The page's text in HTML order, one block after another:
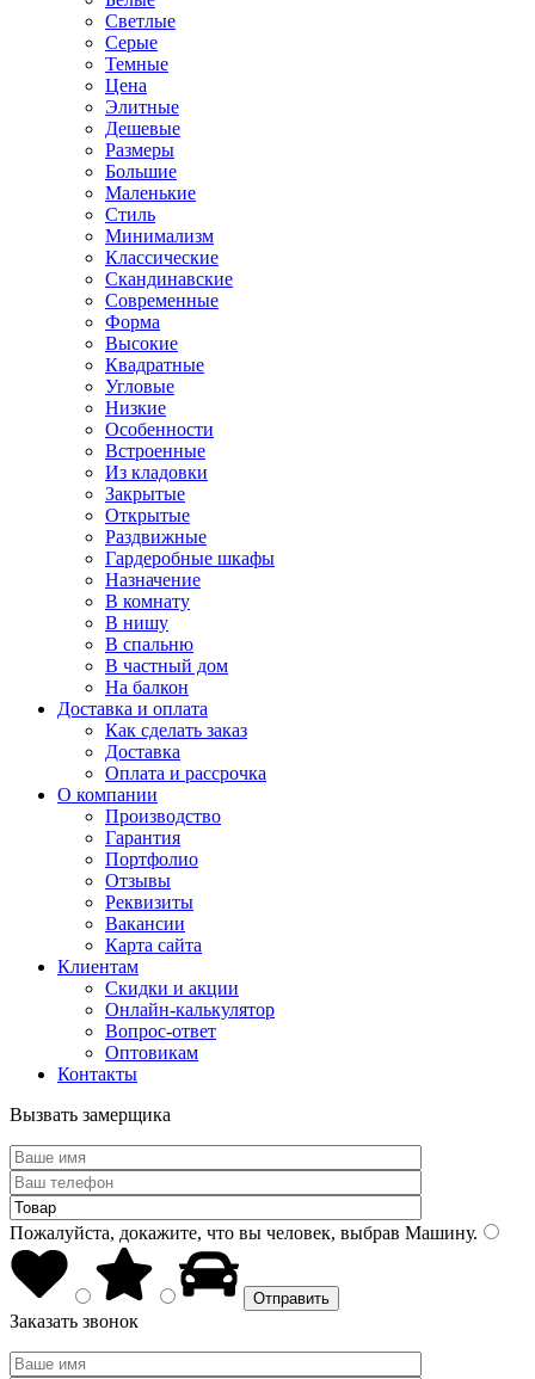
Светлые
Серые
Темные
Цена
Элитные
Дешевые
Размеры
Большие
Маленькие
Стиль
Минимализм
Классические
Скандинавские
Современные
Форма
Высокие
Квадратные
Угловые
Низкие
Особенности
Встроенные
Из кладовки
Закрытые
Открытые
Раздвижные
Гардеробные шкафы
Назначение
В комнату
В нишу
В спальню
В частный дом
На балкон
Доставка и оплата
Как сделать заказ
Доставка
Оплата и рассрочка
О компании
Производство
Гарантия
Портфолио
Отзывы
Реквизиты
Вакансии
Карта сайта
Клиентам
Скидки и акции
Онлайн-калькулятор
Вопрос-ответ
Оптовикам
Контакты
Вызвать замерщика
Пожалуйста, докажите, что вы человек, выбрав Машину.
Заказать звонок